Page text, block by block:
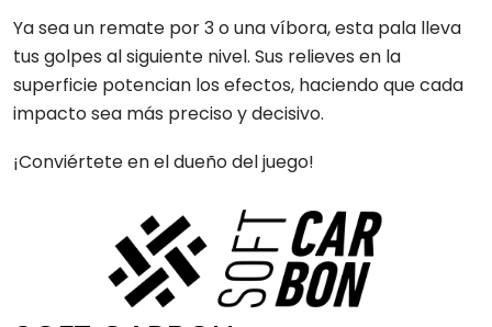
Ya sea un remate por 3 o una víbora, esta pala lleva
tus golpes al siguiente nivel. Sus relieves en la
superficie potencian los efectos, haciendo que cada
impacto sea más preciso y decisivo.
¡Conviértete en el dueño del juego!